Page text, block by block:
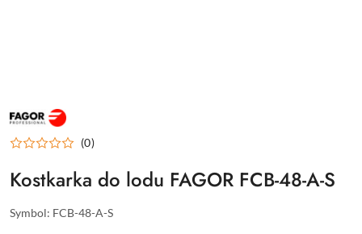
FAGOR
PROFESJONALNE
DLA
HOTELARSTWA
(0)
Kostkarka do lodu FAGOR FCB-48-A-S
Symbol: FCB-48-A-S